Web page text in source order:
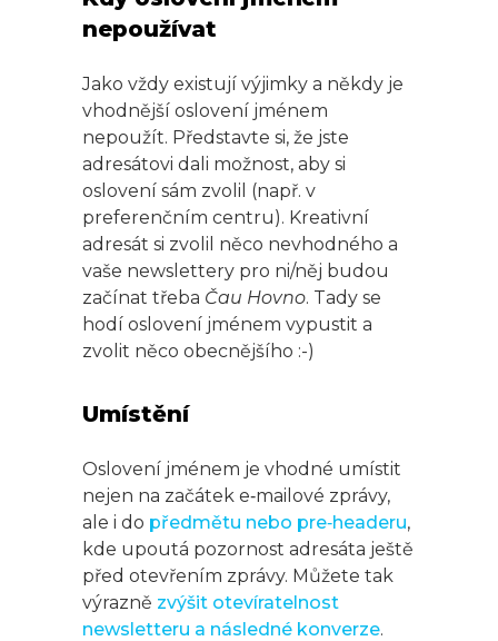
nepoužívat
Jako vždy existují výjimky a někdy je
vhodnější oslovení jménem
nepoužít. Představte si, že jste
adresátovi dali možnost, aby si
oslovení sám zvolil (např. v
preferenčním centru). Kreativní
adresát si zvolil něco nevhodného a
vaše newslettery pro ni/něj budou
začínat třeba Čau Hovno. Tady se
hodí oslovení jménem vypustit a
zvolit něco obecnějšího :-)
Umístění
Oslovení jménem je vhodné umístit
nejen na začátek e‑mailové zprávy,
ale i do předmětu nebo pre‑headeru,
kde upoutá pozornost adresáta ještě
před otevřením zprávy. Můžete tak
výrazně zvýšit otevíratelnost
newsletteru a následné konverze.